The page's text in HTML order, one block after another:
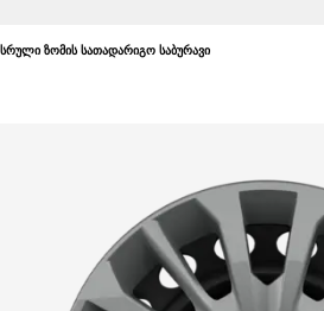
სრული ზომის სათადარიგო საბურავი